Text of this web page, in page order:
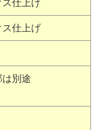
仕上げ
仕上げ
別途